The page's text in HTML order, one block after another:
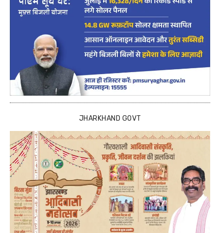
JHARKHAND GOVT